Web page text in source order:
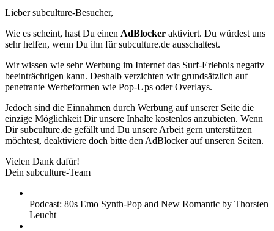
Lieber subculture-Besucher,
Wie es scheint, hast Du einen AdBlocker aktiviert. Du würdest uns
sehr helfen, wenn Du ihn für subculture.de ausschaltest.
Wir wissen wie sehr Werbung im Internet das Surf-Erlebnis negativ
beeinträchtigen kann. Deshalb verzichten wir grundsätzlich auf
penetrante Werbeformen wie Pop-Ups oder Overlays.
Jedoch sind die Einnahmen durch Werbung auf unserer Seite die
einzige Möglichkeit Dir unsere Inhalte kostenlos anzubieten. Wenn
Dir subculture.de gefällt und Du unsere Arbeit gern unterstützen
möchtest, deaktiviere doch bitte den AdBlocker auf unseren Seiten.
Vielen Dank dafür!
Dein subculture-Team
Podcast: 80s Emo Synth-Pop and New Romantic by Thorsten
Leucht